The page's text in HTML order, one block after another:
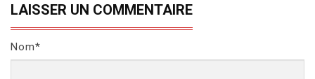
LAISSER UN COMMENTAIRE
Nom*